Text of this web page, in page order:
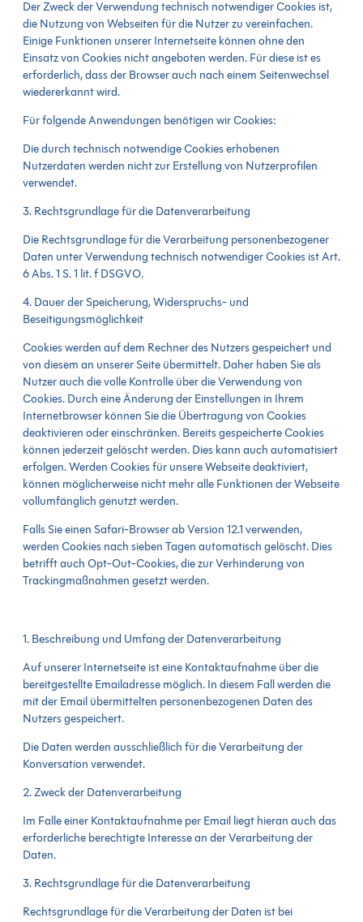
Der Zweck der Verwendung technisch notwendiger Cookies ist,
die Nutzung von Webseiten für die Nutzer zu vereinfachen.
Einige Funktionen unserer Internetseite können ohne den
Einsatz von Cookies nicht angeboten werden. Für diese ist es
erforderlich, dass der Browser auch nach einem Seitenwechsel
wiedererkannt wird.
Für folgende Anwendungen benötigen wir Cookies:
Die durch technisch notwendige Cookies erhobenen
Nutzerdaten werden nicht zur Erstellung von Nutzerprofilen
verwendet.
3. Rechtsgrundlage für die Datenverarbeitung
Die Rechtsgrundlage für die Verarbeitung personenbezogener
Daten unter Verwendung technisch notwendiger Cookies ist Art.
6 Abs. 1 S. 1 lit. f DSGVO.
4. Dauer der Speicherung, Widerspruchs- und
Beseitigungsmöglichkeit
Cookies werden auf dem Rechner des Nutzers gespeichert und
von diesem an unserer Seite übermittelt. Daher haben Sie als
Nutzer auch die volle Kontrolle über die Verwendung von
Cookies. Durch eine Änderung der Einstellungen in Ihrem
Internetbrowser können Sie die Übertragung von Cookies
deaktivieren oder einschränken. Bereits gespeicherte Cookies
können jederzeit gelöscht werden. Dies kann auch automatisiert
erfolgen. Werden Cookies für unsere Webseite deaktiviert,
können möglicherweise nicht mehr alle Funktionen der Webseite
vollumfänglich genutzt werden.
Falls Sie einen Safari-Browser ab Version 12.1 verwenden,
werden Cookies nach sieben Tagen automatisch gelöscht. Dies
betrifft auch Opt-Out-Cookies, die zur Verhinderung von
Trackingmaßnahmen gesetzt werden.
1. Beschreibung und Umfang der Datenverarbeitung
Auf unserer Internetseite ist eine Kontaktaufnahme über die
bereitgestellte Emailadresse möglich. In diesem Fall werden die
mit der Email übermittelten personenbezogenen Daten des
Nutzers gespeichert.
Die Daten werden ausschließlich für die Verarbeitung der
Konversation verwendet.
2. Zweck der Datenverarbeitung
Im Falle einer Kontaktaufnahme per Email liegt hieran auch das
erforderliche berechtigte Interesse an der Verarbeitung der
Daten.
3. Rechtsgrundlage für die Datenverarbeitung
Rechtsgrundlage für die Verarbeitung der Daten ist bei